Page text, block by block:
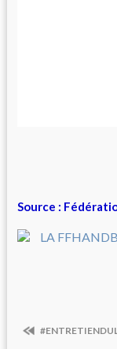
Source :